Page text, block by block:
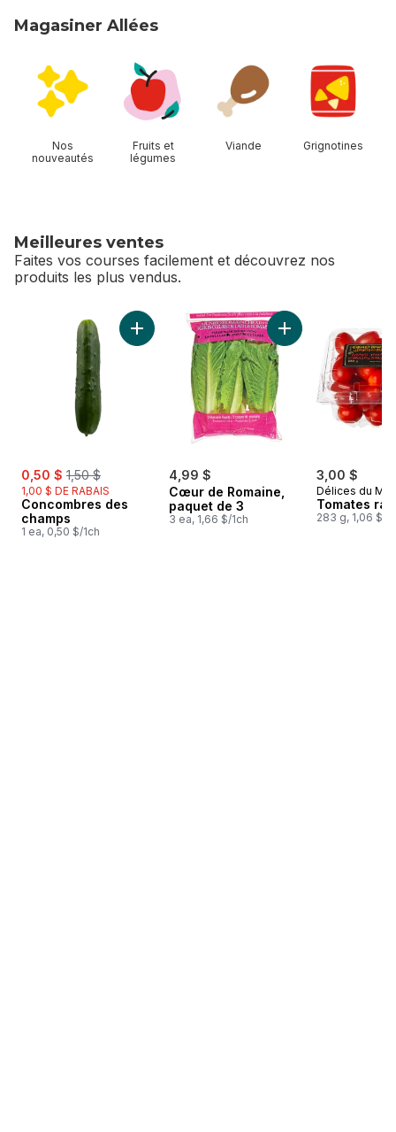
Magasiner Allées
Nos
nouveautés
Fruits et
légumes
Viande Grignotines
Meilleures ventes
Faites vos courses facilement et découvrez nos
produits les plus vendus.
sauter Meilleures ventes
sale:
0,50 $ , formerly:
1,50 $
1,00 $ DE RABAIS
Concombres des
champs
1 ea, 0,50 $/1ch
Ajouter Concombres des champs au panier
4,99 $
Cœur de Romaine,
paquet de 3
3 ea, 1,66 $/1ch
Ajouter Cœur de
3,00 $
Délices du
Tomates
283 g, 1,06 $/